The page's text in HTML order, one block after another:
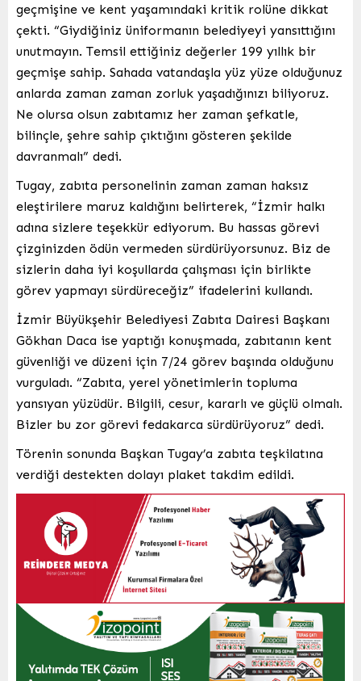
geçmişine ve kent yaşamındaki kritik rolüne dikkat
çekti. “Giydiğiniz üniformanın belediyeyi yansıttığını
unutmayın. Temsil ettiğiniz değerler 199 yıllık bir
geçmişe sahip. Sahada vatandaşla yüz yüze olduğunuz
anlarda zaman zaman zorluk yaşadığınızı biliyoruz.
Ne olursa olsun zabıtamız her zaman şefkatle,
bilinçle, şehre sahip çıktığını gösteren şekilde
davranmalı” dedi.
Tugay, zabıta personelinin zaman zaman haksız
eleştirilere maruz kaldığını belirterek, “İzmir halkı
adına sizlere teşekkür ediyorum. Bu hassas görevi
çizginizden ödün vermeden sürdürüyorsunuz. Biz de
sizlerin daha iyi koşullarda çalışması için birlikte
görev yapmayı sürdüreceğiz” ifadelerini kullandı.
İzmir Büyükşehir Belediyesi Zabıta Dairesi Başkanı
Gökhan Daca ise yaptığı konuşmada, zabıtanın kent
güvenliği ve düzeni için 7/24 görev başında olduğunu
vurguladı. “Zabıta, yerel yönetimlerin topluma
yansıyan yüzüdür. Bilgili, cesur, kararlı ve güçlü olmalı.
Bizler bu zor görevi fedakarca sürdürüyoruz” dedi.
Törenin sonunda Başkan Tugay’a zabıta teşkilatına
verdiği destekten dolayı plaket takdim edildi.